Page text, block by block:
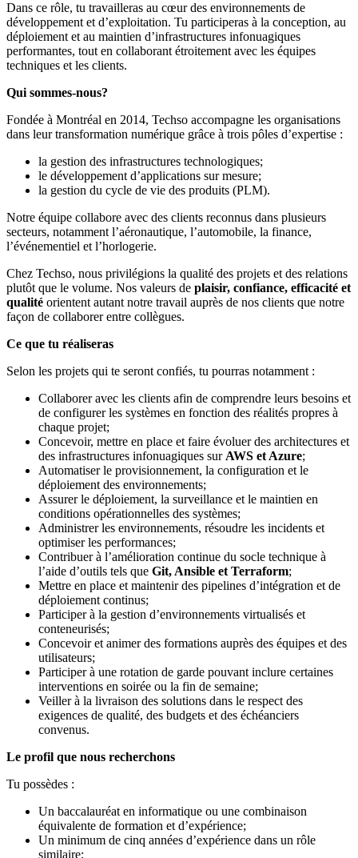
Dans ce rôle, tu travailleras au cœur des environnements de
développement et d’exploitation. Tu participeras à la conception, au
déploiement et au maintien d’infrastructures infonuagiques
performantes, tout en collaborant étroitement avec les équipes
techniques et les clients.
Qui sommes-nous?
Fondée à Montréal en 2014, Techso accompagne les organisations
dans leur transformation numérique grâce à trois pôles d’expertise :
la gestion des infrastructures technologiques;
le développement d’applications sur mesure;
la gestion du cycle de vie des produits (PLM).
Notre équipe collabore avec des clients reconnus dans plusieurs
secteurs, notamment l’aéronautique, l’automobile, la finance,
l’événementiel et l’horlogerie.
Chez Techso, nous privilégions la qualité des projets et des relations
plutôt que le volume. Nos valeurs de plaisir, confiance, efficacité et
qualité orientent autant notre travail auprès de nos clients que notre
façon de collaborer entre collègues.
Ce que tu réaliseras
Selon les projets qui te seront confiés, tu pourras notamment :
Collaborer avec les clients afin de comprendre leurs besoins et
de configurer les systèmes en fonction des réalités propres à
chaque projet;
Concevoir, mettre en place et faire évoluer des architectures et
des infrastructures infonuagiques surAWS et Azure;
Automatiser le provisionnement, la configuration et le
déploiement des environnements;
Assurer le déploiement, la surveillance et le maintien en
conditions opérationnelles des systèmes;
Administrer les environnements, résoudre les incidents et
optimiser les performances;
Contribuer à l’amélioration continue du socle technique à
l’aide d’outils tels que Git, Ansible et Terraform;
Mettre en place et maintenir des pipelines d’intégration et de
déploiement continus;
Participer à la gestion d’environnements virtualisés et
conteneurisés;
Concevoir et animer des formations auprès des équipes et des
utilisateurs;
Participer à une rotation de garde pouvant inclure certaines
interventions en soirée ou la fin de semaine;
Veiller à la livraison des solutions dans le respect des
exigences de qualité, des budgets et des échéanciers
convenus.
Le profil que nous recherchons
Tu possèdes :
Un baccalauréat en informatique ou une combinaison
équivalente de formation et d’expérience;
Un minimum de cinq années d’expérience dans un rôle
similaire;